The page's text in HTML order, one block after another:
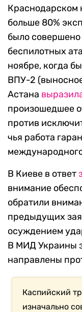
Краснодарском
больше 80%
было
беспилотных
ноябре, когда
ВПУ-2
Астана
произошедшее
против
чья работа
В Киеве в ответ
внимание
обратили
предыдущих
осуждением
В МИД Украины
направлены
Каспийский
изначально